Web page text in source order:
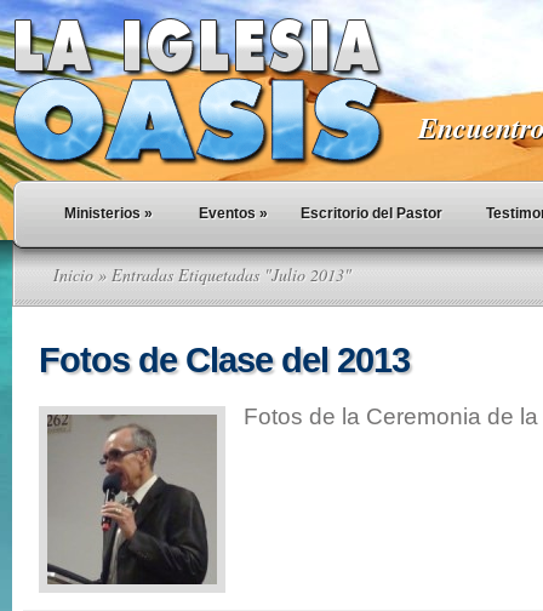
Ministerios » Eventos » Escritorio del Pastor
Inicio » Entradas Etiquetadas "Julio 2013"
Fotos de Clase del 2013
Fotos de la Ceremonia de